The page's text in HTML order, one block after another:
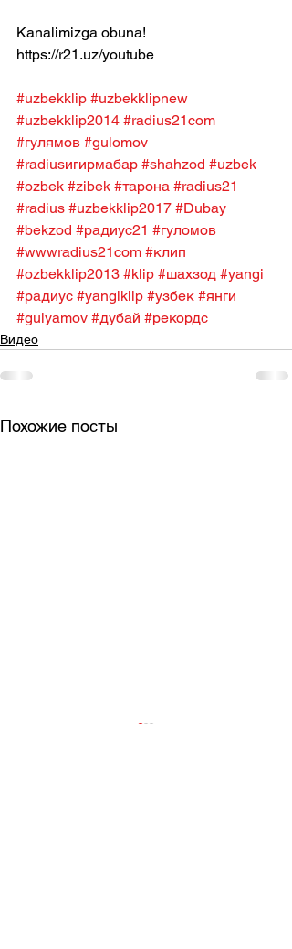
Kanalimizga obuna!
https://r21.uz/youtube
#uzbekklip #uzbekklipnew
#uzbekklip2014 #radius21com
#гулямов #gulomov
#radiusигирмабар #shahzod #uzbek
#ozbek #zibek #тарона #radius21
#radius #uzbekklip2017 #Dubay
#bekzod #радиус21 #гуломов
#wwwradius21com #клип
#ozbekklip2013 #klip #шахзод #yangi
#радиус #yangiklip #узбек #янги
#gulyamov #дубай #рекордс
Видео
Похожие посты